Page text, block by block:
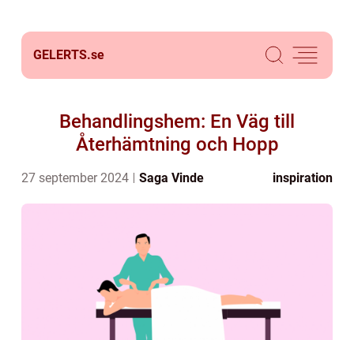
GELERTS.se
Behandlingshem: En Väg till
Återhämtning och Hopp
27 september 2024 Saga Vinde inspiration